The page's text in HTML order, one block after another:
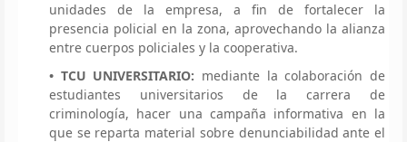
unidades de la empresa, a fin de fortalecer la
presencia policial en la zona, aprovechando la alianza
entre cuerpos policiales y la cooperativa.
• TCU UNIVERSITARIO: mediante la colaboración de
estudiantes universitarios de la carrera de
criminología, hacer una campaña informativa en la
que se reparta material sobre denunciabilidad ante el